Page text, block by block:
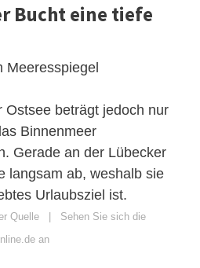
Bucht eine tiefe
Meeresspiegel
Ostsee beträgt jedoch nur
Binnenmeer
Gerade an der Lübecker
langsam ab, weshalb sie
Urlaubsziel ist.
Quelle | Sehen Sie sich die
an